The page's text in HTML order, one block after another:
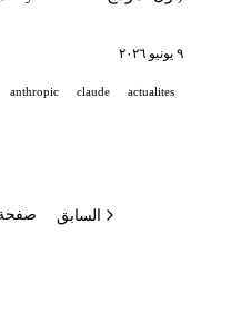
لها.
٩ يونيو ٢٠٢٦
actualites
claude
anthropic
السابق صفحة 5 من